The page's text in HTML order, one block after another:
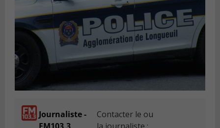
Journaliste -
Contacter le ou